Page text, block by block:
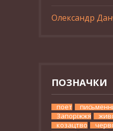
Олександр
ПОЗНАЧКИ
поет
Запоріжжя
козацтво